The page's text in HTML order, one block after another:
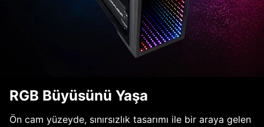
RGB Büyüsünü Yaşa
Ön cam yüzeyde, sınırsızlık tasarımı ile bir araya gelen